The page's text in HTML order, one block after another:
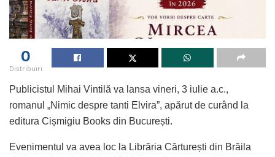
0
Distribuiri
Publicistul Mihai Vintilă va lansa vineri, 3 iulie a.c.,
romanul „Nimic despre tanti Elvira”, apărut de curând la
editura Cișmigiu Books din București.
Evenimentul va avea loc la Librăria Cărturești din Brăila